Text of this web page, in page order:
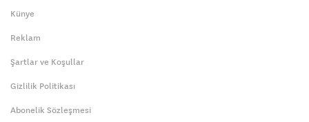
Künye
Reklam
Şartlar ve Koşullar
Gizlilik Politikası
Abonelik Sözleşmesi